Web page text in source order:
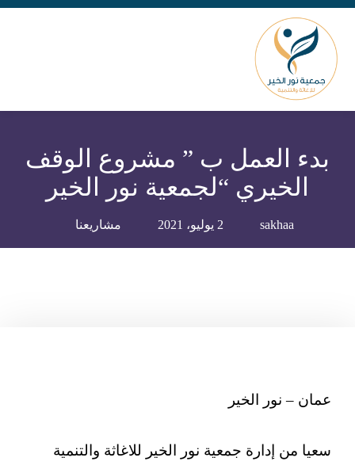
بدء العمل ب ” مشروع الوقف
الخيري “لجمعية نور الخير
sakhaa 2 يوليو، 2021 مشاريعنا
عمان – نور الخير
سعيا من إدارة جمعية نور الخير للاغاثة والتنمية